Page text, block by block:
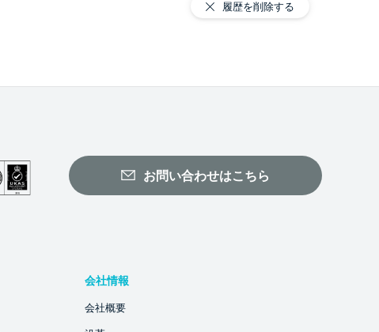
履歴を削除する
お問い合わせはこちら
会社情報
会社概要